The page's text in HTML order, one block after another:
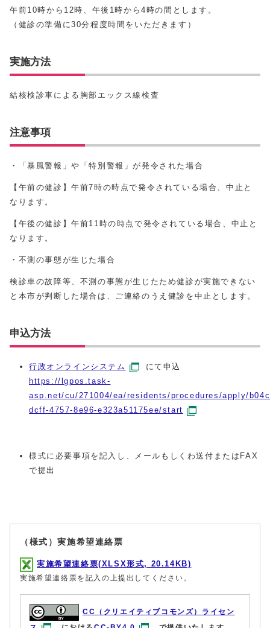
午前10時から12時、午後1時から4時の間とします。
（健診の準備に30分程度時間をいただきます）
実施方法
結核検診車による胸部エックス線検査
注意事項
・「暴風警報」や「特別警報」が発令された場合
【午前の健診】午前7時の時点で発令されている場合、中止と
なります。
【午後の健診】午前11 時の時点で発令されている場合、中止と
なります。
・不測の事態が生じた場合
検診車の故障等、不測の事態が生じたため健診が実施できない
と本市が判断した場合は、ご連絡のうえ健診を中止とします。
申込方法
行政オンラインシステム
にて申込
https://lgpos.task-
asp.net/cu/271004/ea/residents/procedures/apply/
dcff-4757-8e96-e323a51175ee/start
様式に必要事項を記入し、メールもしくわ送付またはFAX
で提出
（様式）実施希望連絡票
実施希望連絡票(XLSX形式, 20.14KB)
実施希望連絡票を記入の上提出してください。
CC（クリエイティブコモンズ）ライセン